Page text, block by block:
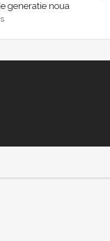
generatie noua